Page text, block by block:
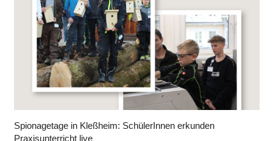
Spionagetage in Kleßheim: SchülerInnen erkunden
Praxisunterricht live